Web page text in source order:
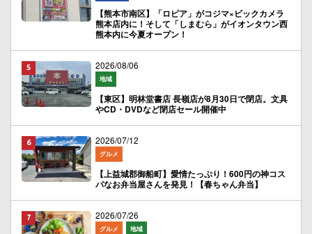
【熊本市南区】「ロピア」がコジマ×ビックカメラ
熊本店内に！そして「しまむら」がイオンタウン西
熊本内に今夏オープン！
2026/08/06
地域
【東区】明林堂書店 長嶺店が8月30日で閉店。文具
やCD・DVDなど閉店セール開催中
2026/07/12
グルメ
【上益城郡御船町】愛情たっぷり！600円の神コス
パなお弁当屋さんを発見！【春ちゃん弁当】
2026/07/26
グルメ 地域